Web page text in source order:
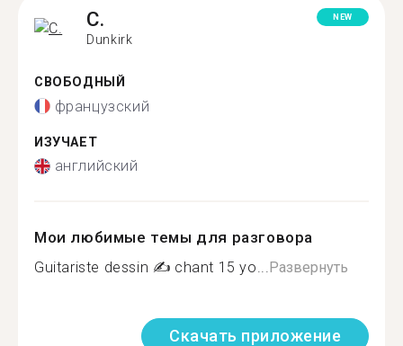
C.
Dunkirk
NEW
СВОБОДНЫЙ
французский
ИЗУЧАЕТ
английский
Мои любимые темы для разговора
Guitariste dessin ✍ chant 15 yo...Развернуть
Скачать приложение